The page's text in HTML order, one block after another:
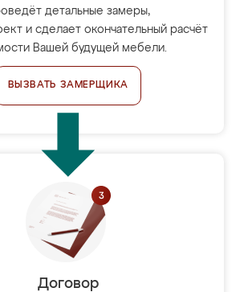
детальные замеры,
и сделает окончательный расчёт
Вашей будущей мебели.
ВЫЗВАТЬ ЗАМЕРЩИКА
Договор